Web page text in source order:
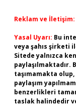
Reklam ve İletişim:
Yasal Uyarı: Bu
veya şahıs şirketi
Sitede yalnızca
taşımamakta
paylaşım
benzerlikleri
taslak halindedir